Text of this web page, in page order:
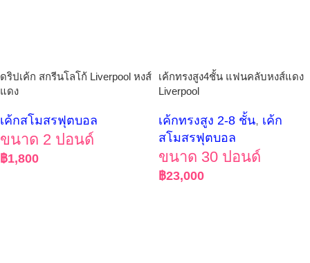
ดริปเค้ก สกรีนโลโก้ Liverpool หงส์
แดง
เค้กสโมสรฟุตบอล
ขนาด 2 ปอนด์
฿1,800
เค้กทรงสูง4ชั้น แฟนคลับหงส์แดง
Liverpool
เค้กทรงสูง 2-8 ชั้น, เค้ก
สโมสรฟุตบอล
ขนาด 30 ปอนด์
฿23,000